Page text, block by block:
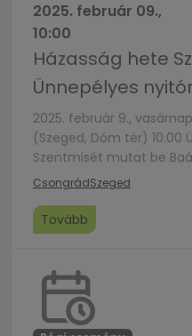
2025. február 09.,
10:00
Házasság hete
Ünnepélyes
2025. február 9.,
(Szeged, Dóm tér) 10.00
Szentmisét mutat be
perjel.
CsongrádSzeged
Tovább